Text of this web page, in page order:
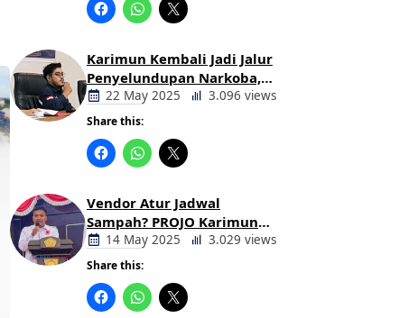
Karimun Kembali Jadi Jalur
Penyelundupan Narkoba,
Mahasiswa Desak Pemkab
dan Aparat Bertindak Tegas
22 May 2025 3.096 views
Share this:
Vendor Atur Jadwal
Sampah? PROJO Karimun
Kritik Usulan PT AGB
14 May 2025 3.029 views
Share this: